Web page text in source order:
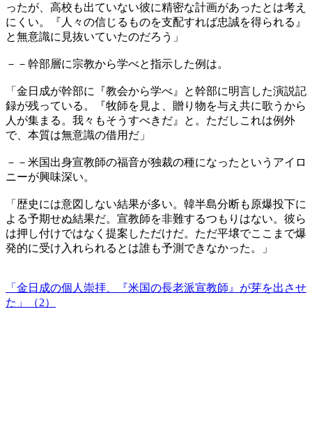
ったが、高校も出ていない彼に精密な計画があったとは考え
にくい。『人々の信じるものを支配すれば忠誠を得られる』
と無意識に見抜いていたのだろう」
－－幹部層に宗教から学べと指示した例は。
「金日成が幹部に『教会から学べ』と幹部に明言した演説記
録が残っている。『牧師を見よ、贈り物を与え共に歌うから
人が集まる。我々もそうすべきだ』と。ただしこれは例外
で、本質は無意識の借用だ」
－－米国出身宣教師の福音が独裁の種になったというアイロ
ニーが興味深い。
「歴史には意図しない結果が多い。韓半島分断も原爆投下に
よる予期せぬ結果だ。宣教師を非難するつもりはない。彼ら
は押し付けではなく提案しただけだ。ただ平壌でここまで爆
発的に受け入れられるとは誰も予測できなかった。」
「金日成の個人崇拝、『米国の長老派宣教師』が芽を出させ
た」（2）